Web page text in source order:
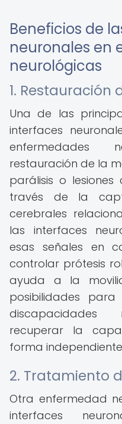
Beneficios de
neuronales en
neurológicas
1. Restauración
Una de las
interfaces
enfermedades
restauración de la
parálisis o
través de la
cerebrales
las interfaces
esas señales en
controlar prótesis
ayuda a la
posibilidades
discapacidades
recuperar la
forma
2. Tratamiento
Otra enfermedad
interfaces